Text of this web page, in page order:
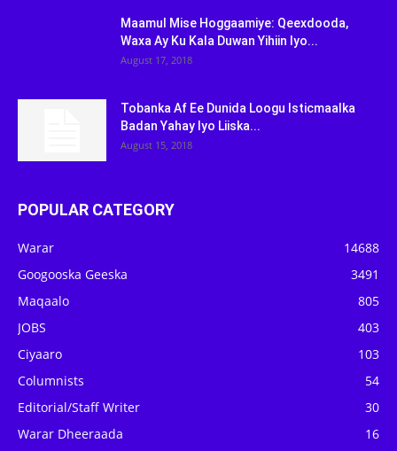
Maamul Mise Hoggaamiye: Qeexdooda,
Waxa Ay Ku Kala Duwan Yihiin Iyo...
August 17, 2018
Tobanka Af Ee Dunida Loogu Isticmaalka
Badan Yahay Iyo Liiska...
August 15, 2018
POPULAR CATEGORY
Warar
14688
Googooska Geeska
3491
Maqaalo
805
JOBS
403
Ciyaaro
103
Columnists
54
Editorial/Staff Writer
30
Warar Dheeraada
16